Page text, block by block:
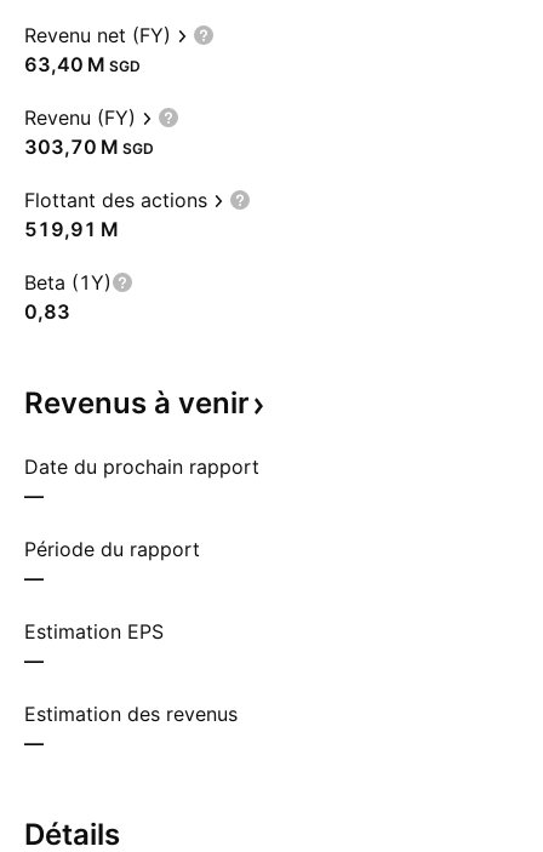
Revenu net (FY)
‪63,40 M‬ SGD
Revenu (FY)
‪303,70 M‬ SGD
Flottant des actions
‪519,91 M‬
Beta (1Y)
0,83
Revenus à venir
Date du prochain rapport
—
Période du rapport
—
Estimation EPS
—
Estimation des revenus
—
Détails